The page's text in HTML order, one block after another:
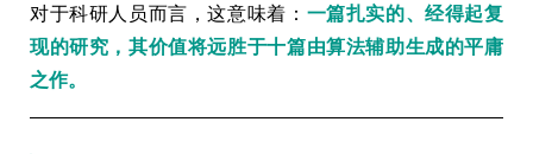
对于科研人员而言，这意味着： 一篇扎实的、经得起复
现的研究，其价值将远胜于十篇由算法辅助生成的平庸
之作。